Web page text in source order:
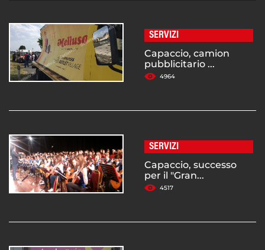
SERVIZI
Capaccio, camion
pubblicitario ...
4964
SERVIZI
Capaccio, successo
per il "Gran...
4517